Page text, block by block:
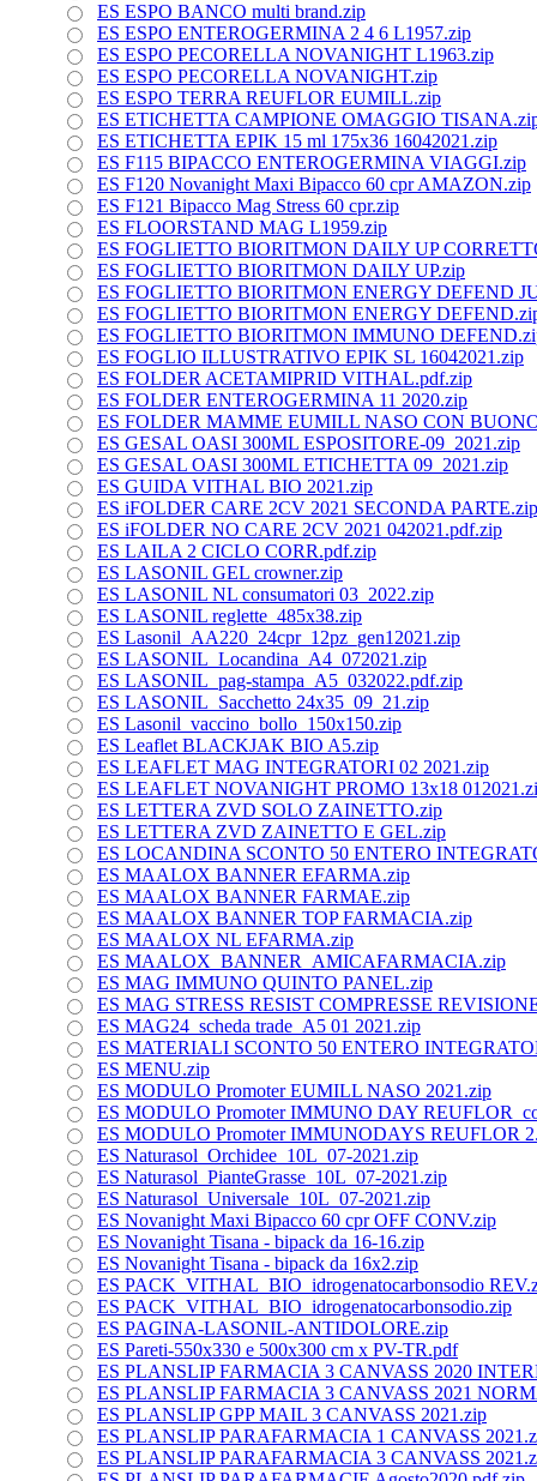
ES ESPO BANCO multi brand.zip
ES ESPO ENTEROGERMINA 2 4 6 L1957.zip
ES ESPO PECORELLA NOVANIGHT L1963.zip
ES ESPO PECORELLA NOVANIGHT.zip
ES ESPO TERRA REUFLOR EUMILL.zip
ES ETICHETTA CAMPIONE OMAGGIO
ES ETICHETTA EPIK 15 ml 175x36 16042021.zip
ES F115 BIPACCO ENTEROGERMINA VIAGGI.zip
ES F120 Novanight Maxi Bipacco 60 cpr AMAZON.zip
ES F121 Bipacco Mag Stress 60 cpr.zip
ES FLOORSTAND MAG L1959.zip
ES FOGLIETTO BIORITMON DAILY UP
ES FOGLIETTO BIORITMON DAILY UP.zip
ES FOGLIETTO BIORITMON ENERGY DEFEND
ES FOGLIETTO BIORITMON ENERGY
ES FOGLIETTO BIORITMON IMMUNO
ES FOGLIO ILLUSTRATIVO EPIK SL 16042021.zip
ES FOLDER ACETAMIPRID VITHAL.pdf.zip
ES FOLDER ENTEROGERMINA 11 2020.zip
ES FOLDER MAMME EUMILL NASO CON
ES GESAL OASI 300ML ESPOSITORE-09_2021.zip
ES GESAL OASI 300ML ETICHETTA 09_2021.zip
ES GUIDA VITHAL BIO 2021.zip
ES iFOLDER CARE 2CV 2021 SECONDA PARTE.zip
ES iFOLDER NO CARE 2CV 2021 042021.pdf.zip
ES LAILA 2 CICLO CORR.pdf.zip
ES LASONIL GEL crowner.zip
ES LASONIL NL consumatori 03_2022.zip
ES LASONIL reglette_485x38.zip
ES Lasonil_AA220_24cpr_12pz_gen12021.zip
ES LASONIL_Locandina_A4_072021.zip
ES LASONIL_pag-stampa_A5_032022.pdf.zip
ES LASONIL_Sacchetto 24x35_09_21.zip
ES Lasonil_vaccino_bollo_150x150.zip
ES Leaflet BLACKJAK BIO A5.zip
ES LEAFLET MAG INTEGRATORI 02 2021.zip
ES LEAFLET NOVANIGHT PROMO 13x18
ES LETTERA ZVD SOLO ZAINETTO.zip
ES LETTERA ZVD ZAINETTO E GEL.zip
ES LOCANDINA SCONTO 50 ENTERO
ES MAALOX BANNER EFARMA.zip
ES MAALOX BANNER FARMAE.zip
ES MAALOX BANNER TOP FARMACIA.zip
ES MAALOX NL EFARMA.zip
ES MAALOX_BANNER_AMICAFARMACIA.zip
ES MAG IMMUNO QUINTO PANEL.zip
ES MAG STRESS RESIST COMPRESSE
ES MAG24_scheda trade_A5 01 2021.zip
ES MATERIALI SCONTO 50 ENTERO
ES MENU.zip
ES MODULO Promoter EUMILL NASO 2021.zip
ES MODULO Promoter IMMUNO DAY
ES MODULO Promoter IMMUNODAYS REUFLOR
ES Naturasol_Orchidee_10L_07-2021.zip
ES Naturasol_PianteGrasse_10L_07-2021.zip
ES Naturasol_Universale_10L_07-2021.zip
ES Novanight Maxi Bipacco 60 cpr OFF CONV.zip
ES Novanight Tisana - bipack da 16-16.zip
ES Novanight Tisana - bipack da 16x2.zip
ES PACK_VITHAL_BIO_idrogenatocarbonsodio
ES PACK_VITHAL_BIO_idrogenatocarbonsodio.zip
ES PAGINA-LASONIL-ANTIDOLORE.zip
ES Pareti-550x330 e 500x300 cm x PV-TR.pdf
ES PLANSLIP FARMACIA 3 CANVASS 2020
ES PLANSLIP FARMACIA 3 CANVASS 2021
ES PLANSLIP GPP MAIL 3 CANVASS 2021.zip
ES PLANSLIP PARAFARMACIA 1 CANVASS
ES PLANSLIP PARAFARMACIA 3 CANVASS